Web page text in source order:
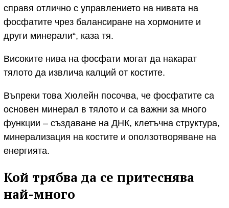
справя отлично с управлението на нивата на
фосфатите чрез балансиране на хормоните и
други минерали“, каза тя.
Високите нива на фосфати могат да накарат
тялото да извлича калций от костите.
Въпреки това Хюлейн посочва, че фосфатите са
основен минерал в тялото и са важни за много
функции – създаване на ДНК, клетъчна структура,
минерализация на костите и оползотворяване на
енергията.
Кой трябва да се притеснява
най-много